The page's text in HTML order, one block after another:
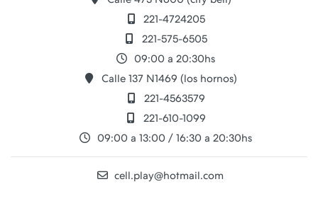
221-4724205
221-575-6505
09:00 a 20:30hs
Calle 137 N1469 (los hornos)
221-4563579
221-610-1099
09:00 a 13:00 / 16:30 a 20:30hs
cell.play@hotmail.com